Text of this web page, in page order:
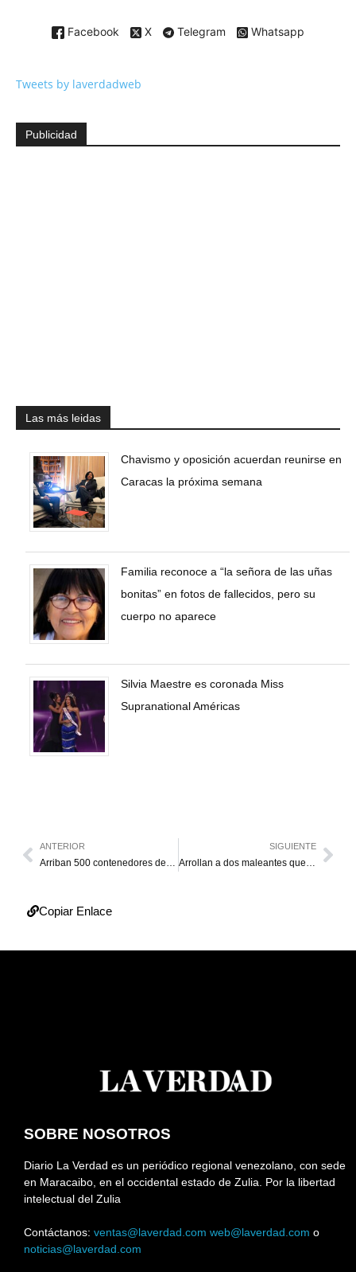
Facebook X Telegram Whatsapp
Tweets by laverdadweb
Publicidad
Las más leidas
Chavismo y oposición acuerdan reunirse en
Caracas la próxima semana
Familia reconoce a “la señora de las uñas
bonitas” en fotos de fallecidos, pero su
cuerpo no aparece
Silvia Maestre es coronada Miss
Supranational Américas
ANTERIOR
Arriban 500 contenedores de alimentos al puerto La Guaira
SIGUIENTE
Arrollan a dos maleantes que robaban a mujer en La Paragua
Copiar Enlace
SOBRE NOSOTROS
Diario La Verdad es un periódico regional venezolano, con sede
en Maracaibo, en el occidental estado de Zulia. Por la libertad
intelectual del Zulia
Contáctanos: ventas@laverdad.com web@laverdad.com o
noticias@laverdad.com